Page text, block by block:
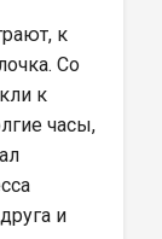
к
Со
к
часы,
и